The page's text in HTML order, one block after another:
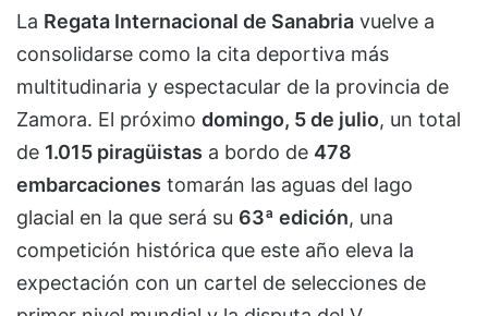
La Regata Internacional de Sanabria vuelve a
consolidarse como la cita deportiva más
multitudinaria y espectacular de la provincia de
Zamora. El próximo domingo, 5 de julio, un total
de 1.015 piragüistas a bordo de 478
embarcaciones tomarán las aguas del lago
glacial en la que será su 63ª edición, una
competición histórica que este año eleva la
expectación con un cartel de selecciones de